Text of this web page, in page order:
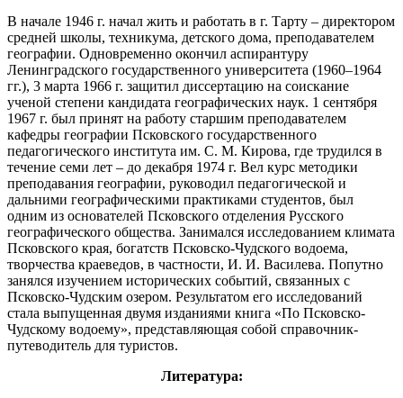
В начале 1946 г. начал жить и работать в г. Тарту – директором
средней школы, техникума, детского дома, преподавателем
географии. Одновременно окончил аспирантуру
Ленинградского государственного университета (1960–1964
гг.), 3 марта 1966 г. защитил диссертацию на соискание
ученой степени кандидата географических наук. 1 сентября
1967 г. был принят на работу старшим преподавателем
кафедры географии Псковского государственного
педагогического института им. С. М. Кирова, где трудился в
течение семи лет – до декабря 1974 г. Вел курс методики
преподавания географии, руководил педагогической и
дальними географическими практиками студентов, был
одним из основателей Псковского отделения Русского
географического общества. Занимался исследованием климата
Псковского края, богатств Псковско-Чудского водоема,
творчества краеведов, в частности, И. И. Василева. Попутно
занялся изучением исторических событий, связанных с
Псковско-Чудским озером. Результатом его исследований
стала выпущенная двумя изданиями книга «По Псковско-
Чудскому водоему», представляющая собой справочник-
путеводитель для туристов.
Литература: